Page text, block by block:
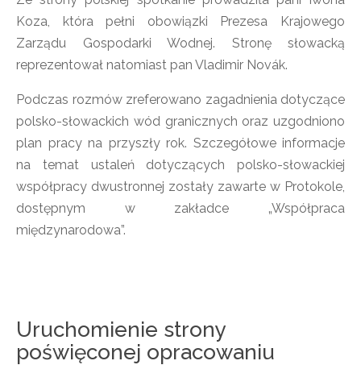
Koza, która pełni obowiązki Prezesa Krajowego
Zarządu Gospodarki Wodnej. Stronę słowacką
reprezentował natomiast pan Vladimir Novák.
Podczas rozmów zreferowano zagadnienia dotyczące
polsko-słowackich wód granicznych oraz uzgodniono
plan pracy na przyszły rok. Szczegółowe informacje
na temat ustaleń dotyczących polsko-słowackiej
współpracy dwustronnej zostały zawarte w Protokole,
dostępnym w zakładce „Współpraca
międzynarodowa”.
Uruchomienie strony
poświęconej opracowaniu